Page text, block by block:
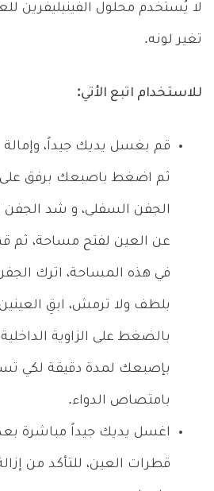
لا يُستخدم محلول الفينيليفرين
تغير لونه.
للاستخدام اتبع الأتي:
قم بغسل يديك جيداً،
ثم اضغط باصبعك برفق على
الجفن السفلى، و شد الجفن
عن العين لفتح مساحة، ثم
في هذه المساحة، اترك
بلطف ولا ترمش، ابقِ
بالضغط على الزاوية
بإصبعك لمدة دقيقة لكي
بامتصاص الدواء.
اغسل يديك جيداً مباشرة
قطرات العين، للتأكد من